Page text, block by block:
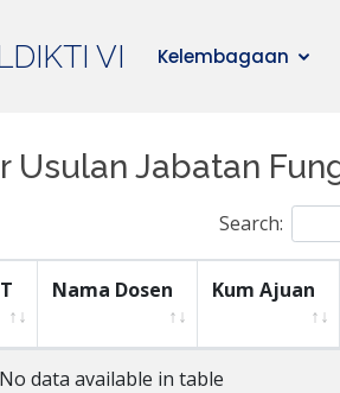
VI Kelembagaan
Usulan Jabatan
Search:
Nama Dosen Kum Ajuan
No data available in table